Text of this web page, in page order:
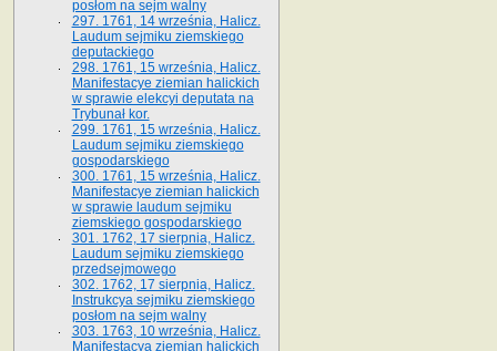
posłom na sejm walny
297. 1761, 14 września, Halicz.
Laudum sejmiku ziemskiego
deputackiego
298. 1761, 15 września, Halicz.
Manifestacye ziemian halickich
w sprawie elekcyi deputata na
Trybunał kor.
299. 1761, 15 września, Halicz.
Laudum sejmiku ziemskiego
gospodarskiego
300. 1761, 15 września, Halicz.
Manifestacye ziemian halickich
w sprawie laudum sejmiku
ziemskiego gospodarskiego
301. 1762, 17 sierpnia, Halicz.
Laudum sejmiku ziemskiego
przedsejmowego
302. 1762, 17 sierpnia, Halicz.
Instrukcya sejmiku ziemskiego
posłom na sejm walny
303. 1763, 10 września, Halicz.
Manifestacya ziemian halickich